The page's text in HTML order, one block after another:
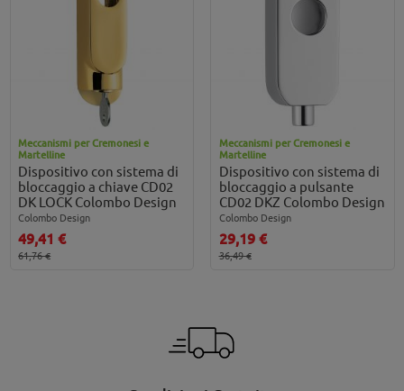
Meccanismi per Cremonesi e
Martelline
Dispositivo con sistema di
bloccaggio a chiave CD02
DK LOCK Colombo Design
Colombo Design
49,41 €
61,76 €
Meccanismi per Cremonesi e
Martelline
Dispositivo con sistema di
bloccaggio a pulsante
CD02 DKZ Colombo Design
Colombo Design
29,19 €
36,49 €